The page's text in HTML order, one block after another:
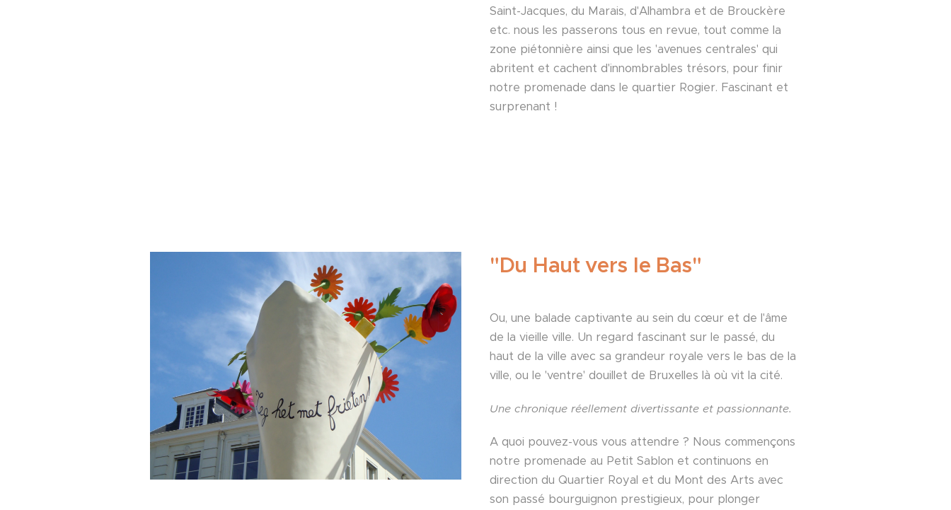
Saint-Jacques, du Marais, d'Alhambra et de Brouckère
etc. nous les passerons tous en revue, tout comme la
zone piétonnière ainsi que les 'avenues centrales' qui
abritent et cachent d'innombrables trésors, pour finir
notre promenade dans le quartier Rogier. Fascinant et
surprenant !
"Du Haut vers le Bas"
Ou, une balade captivante au sein du cœur et de l'âme
de la vieille ville. Un regard fascinant sur le passé, du
haut de la ville avec sa grandeur royale vers le bas de la
ville, ou le 'ventre' douillet de Bruxelles là où vit la cité.
Une chronique réellement divertissante et passionnante.
A quoi pouvez-vous vous attendre ? Nous commençons
notre promenade au Petit Sablon et continuons en
direction du Quartier Royal et du Mont des Arts avec
son passé bourguignon prestigieux, pour plonger